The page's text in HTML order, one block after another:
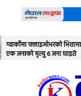
content